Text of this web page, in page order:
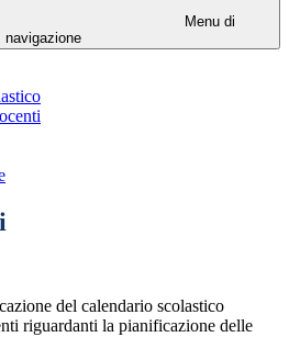
Menu di
navigazione
del calendario scolastico
riguardanti la pianificazione delle